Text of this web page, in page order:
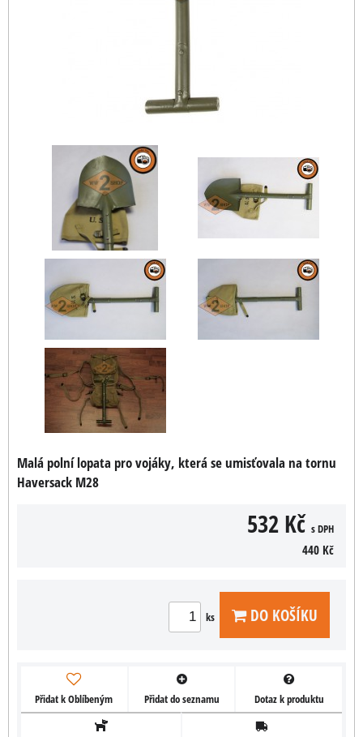
Malá polní lopata pro vojáky, která se umisťovala na tornu
Haversack M28
532 Kč s DPH
440 Kč
ks DO KOŠÍKU
Přidat k Oblíbeným Přidat do seznamu Dotaz k produktu